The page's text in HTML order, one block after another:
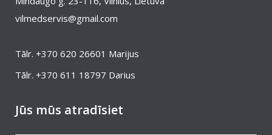
vilmedservis@gmail.com
Tālr. +370 620 26601 Marijus
Tālr. +370 611 18797 Darius
Jūs mūs atradīsiet